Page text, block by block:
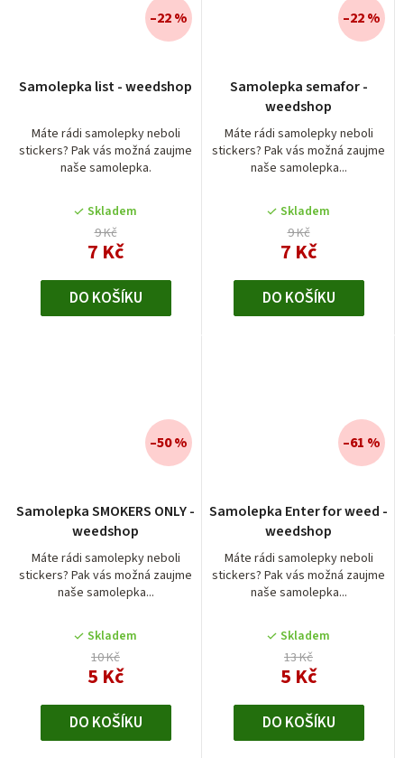
Samolepka list - weedshop
Máte rádi samolepky neboli
stickers? Pak vás možná zaujme
naše samolepka.
hodnocení
je
5,0
z
hvězdiček.
Skladem
9 Kč
7 Kč
–22 %
DO KOŠÍKU
Samolepka semafor -
weedshop
Máte rádi samolepky neboli
stickers? Pak vás možná zaujme
naše samolepka...
Skladem
9 Kč
7 Kč
–22 %
DO KOŠÍKU
Samolepka SMOKERS ONLY -
weedshop
Máte rádi samolepky neboli
stickers? Pak vás možná zaujme
naše samolepka...
hodnocení
produktu
je
5,0
z
hvězdiček.
Skladem
10 Kč
5 Kč
–50 %
DO KOŠÍKU
Samolepka Enter for weed -
weedshop
Máte rádi samolepky neboli
stickers? Pak vás možná zaujme
naše samolepka...
Skladem
13 Kč
5 Kč
–61 %
DO KOŠÍKU